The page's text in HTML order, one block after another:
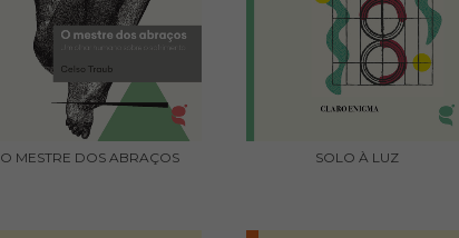
O MESTRE DOS ABRAÇOS SOLO À LUZ